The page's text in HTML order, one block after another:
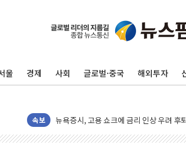
울 경제 사회 글로벌·중국 해외투자
속보
민주, 오늘 제주·인천 경선 결과 발표...'김
한상협, 업계 개인정보 보안 새판 짠다…'
트럼프, 쿡 연준 이사 해임 재추진…"26일
유럽증시, 美 고용 예상 밖 부진에 연준